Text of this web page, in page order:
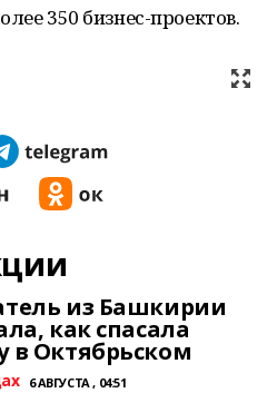
350 бизнес-проектов.
из Башкирии
как спасала
в Октябрьском
6 АВГУСТА , 04:51